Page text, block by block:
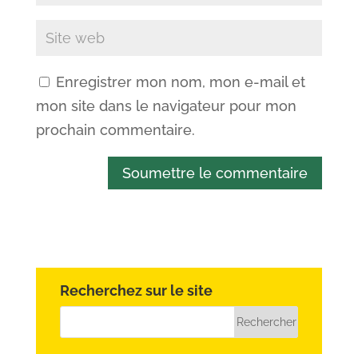
Enregistrer mon nom, mon e-mail et
mon site dans le navigateur pour mon
prochain commentaire.
Soumettre le commentaire
Recherchez sur le site